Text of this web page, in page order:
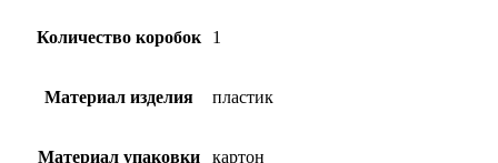
Количество коробок 1
Материал изделия пластик
Материал упаковки картон